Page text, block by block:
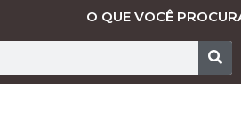
O QUE VOCÊ